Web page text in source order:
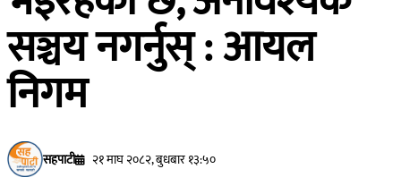
सञ्चय नगर्नुस् : आयल
निगम
सहपाटी २१ माघ २०८२, बुधबार १३:५०